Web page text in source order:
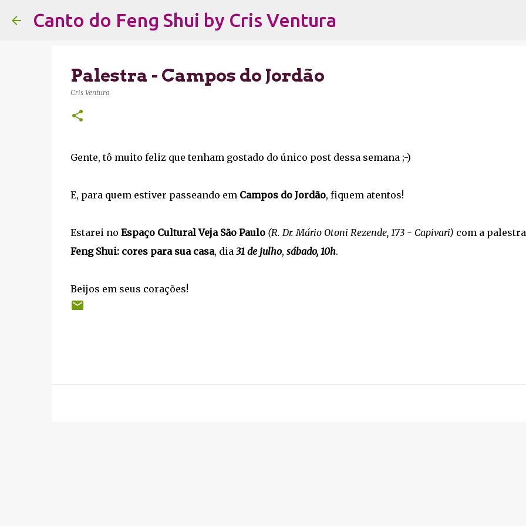
Pular para o conteúdo principal
Canto do Feng Shui by Cris Ventura
Palestra - Campos do Jordão
Cris Ventura
Gente, tô muito feliz que tenham gostado do único post dessa semana ;-)
E, para quem estiver passeando em Campos do Jordão, fiquem atentos!
Estarei no Espaço Cultural Veja São Paulo (R. Dr. Mário Otoni Rezende, 173 - Capivari) com a palestra
Feng Shui: cores para sua casa, dia 31 de julho, sábado, 10h.
Beijos em seus corações!